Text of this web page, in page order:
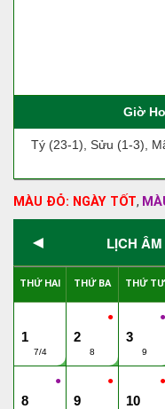
Giờ
Tý (23-1), Sửu (1-3),
MÀU ĐỎ: NGÀY TỐT,
◄ LỊCH
THỨ HAI THỨ BA THỨ TƯ
1
7/4
●
2
8
●
3
9
●
8
●
9
●
10